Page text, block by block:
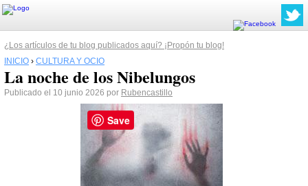
¿Los artículos de tu blog publicados aquí? ¡Propón tu blog!
INICIO › CULTURA Y OCIO
La noche de los Nibelungos
Publicado el 10 junio 2026 por Rubencastillo
Save